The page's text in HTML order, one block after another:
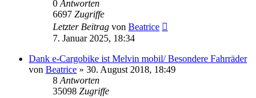
0 Antworten
6697 Zugriffe
Letzter Beitrag von Beatrice
7. Januar 2025, 18:34
Dank e-Cargobike ist Melvin mobil/ Besondere Fahrräder
von Beatrice » 30. August 2018, 18:49
8 Antworten
35098 Zugriffe